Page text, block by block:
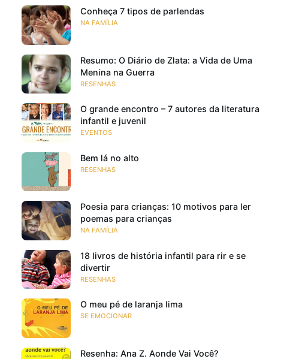
Conheça 7 tipos de parlendas
NA FAMÍLIA
Resumo: O Diário de Zlata: a Vida de Uma
Menina na Guerra
RESENHAS
O grande encontro – 7 autores da literatura
infantil e juvenil
EVENTOS
Bem lá no alto
RESENHAS
Poesia para crianças: 10 motivos para ler
poemas para crianças
NA FAMÍLIA
18 livros de história infantil para rir e se
divertir
RESENHAS
O meu pé de laranja lima
SE EMOCIONAR
Resenha: Ana Z. Aonde Vai Você?